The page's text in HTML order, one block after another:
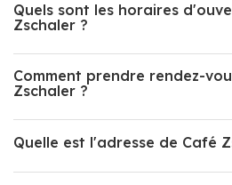
Quels sont les horaires
Zschaler ?
Comment prendre rendez-
Zschaler ?
Quelle est l'adresse de Café